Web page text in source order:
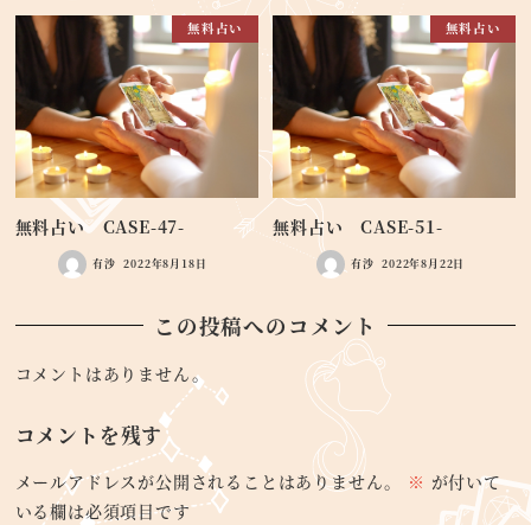
無料占い
無料占い CASE-47-
有沙 2022年8月18日
無料占い
無料占い CASE-51-
有沙 2022年8月22日
この投稿へのコメント
コメントはありません。
コメントを残す
メールアドレスが公開されることはありません。 ※ が付いて
いる欄は必須項目です